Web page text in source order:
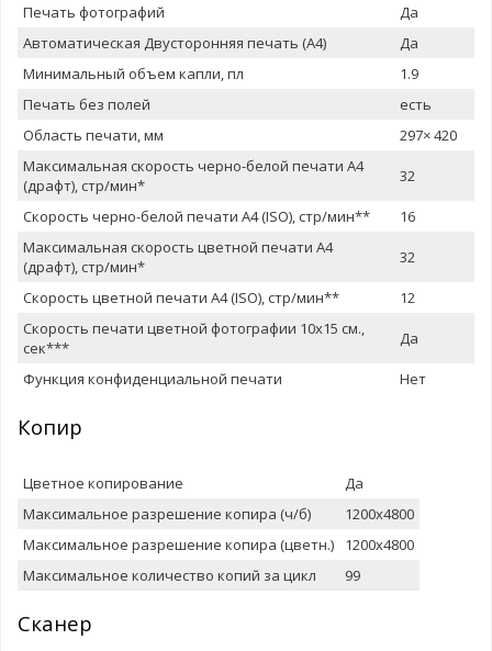
Печать фотографий
Да
Автоматическая Двусторонняя печать (A4)
Да
Минимальный объем капли, пл
1.9
Печать без полей
есть
Область печати, мм
297× 420
Максимальная скорость черно-белой печати A4
(драфт), стр/мин*
32
Скорость черно-белой печати A4 (ISO), стр/мин**
16
Максимальная скорость цветной печати A4
(драфт), стр/мин*
32
Скорость цветной печати A4 (ISO), стр/мин**
12
Скорость печати цветной фотографии 10x15 см.,
сек***
Да
Функция конфиденциальной печати Нет
Копир
Цветное копирование
Да
Максимальное разрешение копира (ч/б)
1200x4800
Максимальное разрешение копира (цветн.)
1200x4800
Максимальное количество копий за цикл
99
Сканер